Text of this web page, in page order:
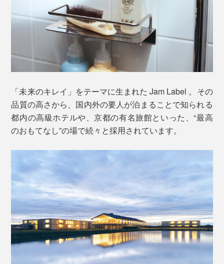
まずは、いつものように頭を洗います。指でマッサージ
するように洗っていると、ますます泡立ってきて、しか
も、その泡がヘタりにくいことを実感するはずです。
こだわりの「泡」は、泡立ちがよくて、モチモチの感
触。汚れをしっかり浮かしながら、洗い上がりの肌はし
っとり。髪もスルリとまとまる――1回で、ここまで心
地よい全身洗いができる Jam Label の成分は、
特長1
髪や肌が持つバリア機能を守りながら、汚れを落と
すアミノ系洗浄成分
特長2
世界85ヵ国でオーガニック認証の実績がある「エコ
サート認証」を取得した、12種の植物成分
特長3
「未来のキレイ」をテーマに生まれた Jam Label 。その
品質の高さから、国内外の要人が泊まることで知られる
都内の高級ホテルや、京都の有名旅館といった、“最高
のおもてなし”の場で続々と採用されています。